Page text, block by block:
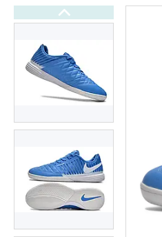
Дитяче футбольне взуття
Гетри і тренувальні
костюми
Форма футбольна
Щитки і тримачі
Шапки і перчатки гравця
Воротарські рукавиці
Інвентар і сумки